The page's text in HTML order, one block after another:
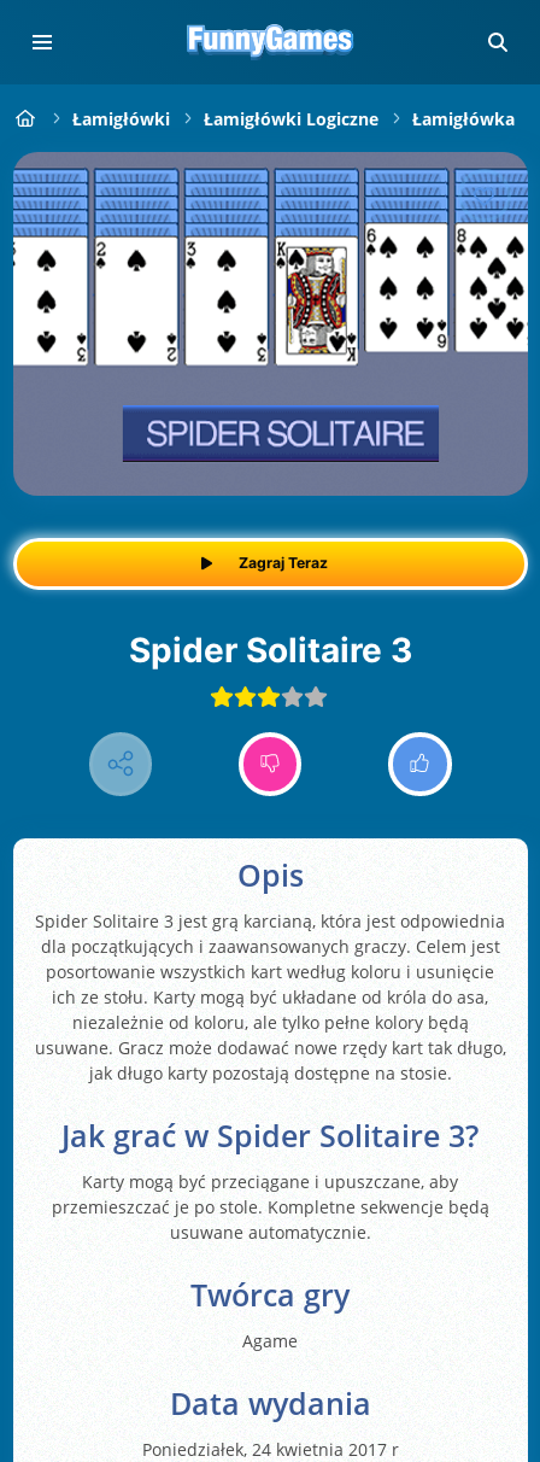
Łamigłówki Łamigłówki Logiczne Łamigłówka
Zagraj Teraz
Spider Solitaire 3
Opis
Spider Solitaire 3 jest grą karcianą, która jest odpowiednia
dla początkujących i zaawansowanych graczy. Celem jest
posortowanie wszystkich kart według koloru i usunięcie
ich ze stołu. Karty mogą być układane od króla do asa,
niezależnie od koloru, ale tylko pełne kolory będą
usuwane. Gracz może dodawać nowe rzędy kart tak długo,
jak długo karty pozostają dostępne na stosie.
Jak grać w Spider Solitaire 3?
Karty mogą być przeciągane i upuszczane, aby
przemieszczać je po stole. Kompletne sekwencje będą
usuwane automatycznie.
Twórca gry
Agame
Data wydania
Poniedziałek, 24 kwietnia 2017 r